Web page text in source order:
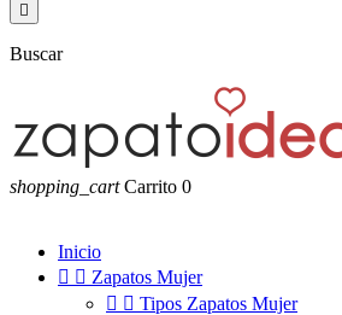

Buscar
shopping_cart Carrito 0
Inicio
  Zapatos Mujer
  Tipos Zapatos Mujer